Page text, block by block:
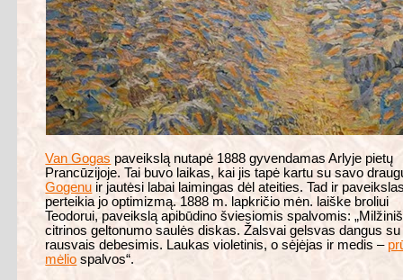
Van Gogas paveikslą nutapė 1888 gyvendamas Arlyje pietų
Prancūzijoje. Tai buvo laikas, kai jis tapė kartu su savo
Gogenu ir jautėsi labai laimingas dėl ateities. Tad ir
perteikia jo optimizmą. 1888 m. lapkričio mėn. laiške broliui
Teodorui, paveikslą apibūdino šviesiomis spalvomis:
citrinos geltonumo saulės diskas. Žalsvai gelsvas dangus su
rausvais debesimis. Laukas violetinis, o sėjėjas ir medis –
mėlio spalvos“.